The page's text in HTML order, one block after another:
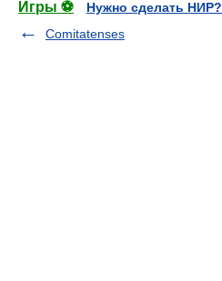
Игры ⚽
Нужно сделать НИР?
Comitatenses